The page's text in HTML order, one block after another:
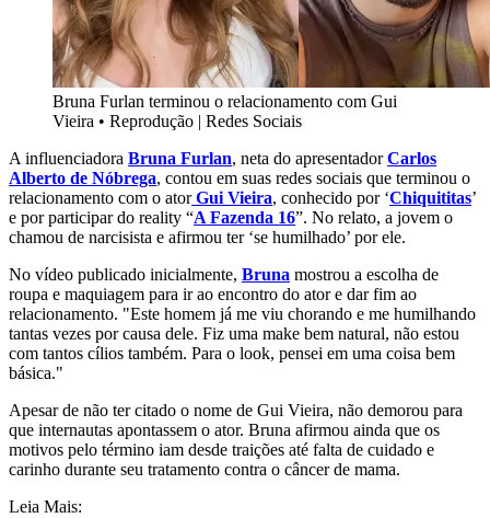
Bruna Furlan terminou o relacionamento com Gui
Vieira • Reprodução | Redes Sociais
A influenciadora Bruna Furlan, neta do apresentadorCarlos
Alberto de Nóbrega, contou em suas redes sociais que terminou o
relacionamento com o atorGui Vieira, conhecido por ‘Chiquititas’
e por participar do reality “A Fazenda 16”. No relato, a jovem o
chamou de narcisista e afirmou ter ‘se humilhado’ por ele.
No vídeo publicado inicialmente, Bruna mostrou a escolha de
roupa e maquiagem para ir ao encontro do ator e dar fim ao
relacionamento. "Este homem já me viu chorando e me humilhando
tantas vezes por causa dele. Fiz uma make bem natural, não estou
com tantos cílios também. Para o look, pensei em uma coisa bem
básica."
Apesar de não ter citado o nome de Gui Vieira, não demorou para
que internautas apontassem o ator. Bruna afirmou ainda que os
motivos pelo término iam desde traições até falta de cuidado e
carinho durante seu tratamento contra o câncer de mama.
Leia Mais: